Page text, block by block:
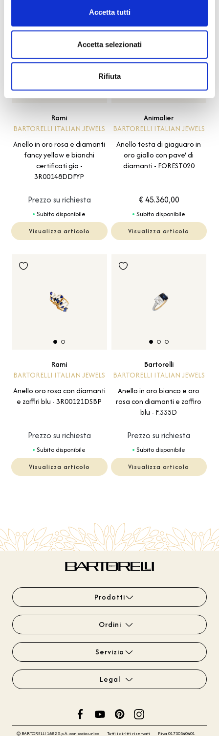
Accetta tutti
Accetta selezionati
Rifiuta
Rami
BARTORELLI ITALIAN JEWELS
Anello in oro rosa e diamanti
fancy yellow e bianchi
certificati gia -
3R00148DDFYP
Prezzo su richiesta
Subito disponibile
Visualizza articolo
Animalier
BARTORELLI ITALIAN JEWELS
Anello testa di giaguaro in
oro giallo con pave' di
diamanti - FOREST020
€ 45.360,00
Subito disponibile
Visualizza articolo
Rami
BARTORELLI ITALIAN JEWELS
Anello oro rosa con diamanti
e zaffiri blu - 3R00121DSBP
Prezzo su richiesta
Subito disponibile
Visualizza articolo
Bartorelli
BARTORELLI ITALIAN JEWELS
Anello in oro bianco e oro
rosa con diamanti e zaffiro
blu - F.335D
Prezzo su richiesta
Subito disponibile
Visualizza articolo
Prodotti
Ordini
Servizio
Legal
© BARTORELLI 1882 S.p.A. con socio unico Tutti i diritti riservati P.iva 01730340401